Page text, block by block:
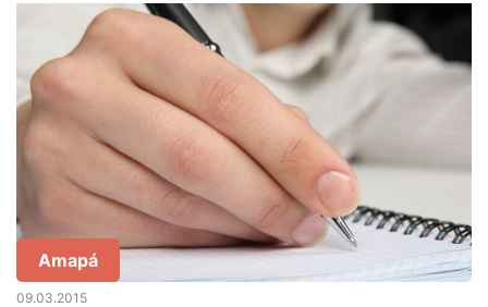
Amapá
09.03.2015